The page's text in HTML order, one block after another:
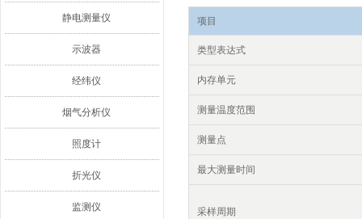
静电测量仪
示波器
经纬仪
烟气分析仪
照度计
折光仪
监测仪
项目
类型表达式
内存单元
测量温度范围
测量点
最大测量时间
采样周期